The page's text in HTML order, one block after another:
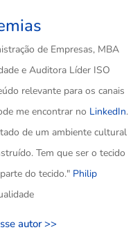
de Empresas, MBA
e Auditora Líder ISO
relevante para os canais
me encontrar no LinkedIn.
de um ambiente cultural
Tem que ser o tecido
do tecido." Philip
autor >>